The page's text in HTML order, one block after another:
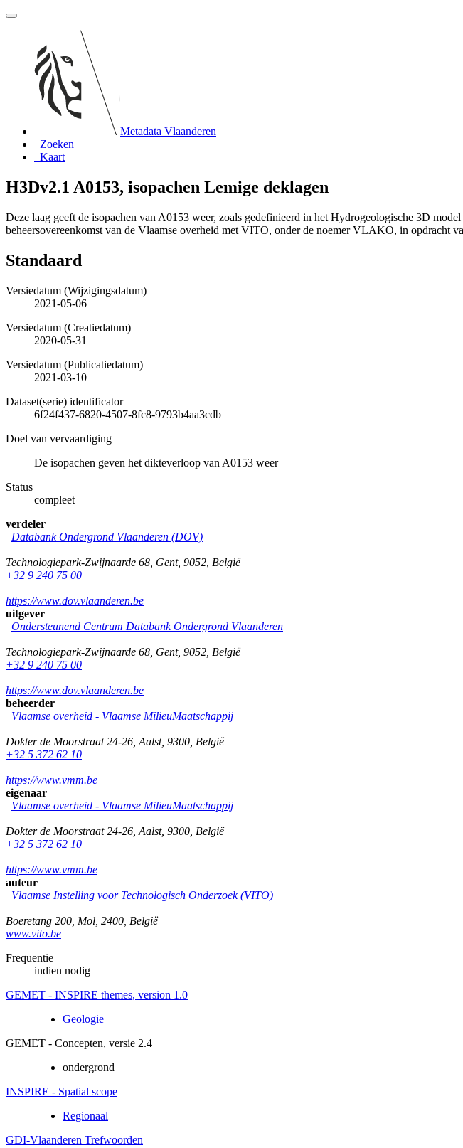
Metadata Vlaanderen
Zoeken
Kaart
H3Dv2.1 A0153, isopachen Lemige deklagen
Deze laag geeft de isopachen van A0153 weer, zoals gedefinieerd in het Hydrogeologische 3D
beheersovereenkomst van de Vlaamse overheid met VITO, onder de noemer VLAKO, in opdracht
Standaard
Versiedatum (Wijzigingsdatum)
2021-05-06
Versiedatum (Creatiedatum)
2020-05-31
Versiedatum (Publicatiedatum)
2021-03-10
Dataset(serie) identificator
6f24f437-6820-4507-8fc8-9793b4aa3cdb
Doel van vervaardiging
De isopachen geven het dikteverloop van A0153 weer
Status
compleet
verdeler
Databank Ondergrond Vlaanderen (DOV)
Technologiepark-Zwijnaarde 68 Gent, 9052 België
+32 9 240 75 00
https://www.dov.vlaanderen.be
uitgever
Ondersteunend Centrum Databank Ondergrond Vlaanderen
Technologiepark-Zwijnaarde 68 Gent, 9052 België
+32 9 240 75 00
https://www.dov.vlaanderen.be
beheerder
Vlaamse overheid - Vlaamse MilieuMaatschappij
Dokter de Moorstraat 24-26 Aalst, 9300 België
+32 5 372 62 10
https://www.vmm.be
eigenaar
Vlaamse overheid - Vlaamse MilieuMaatschappij
Dokter de Moorstraat 24-26 Aalst, 9300 België
+32 5 372 62 10
https://www.vmm.be
auteur
Vlaamse Instelling voor Technologisch Onderzoek (VITO)
Boeretang 200 Mol 2400 België
www.vito.be
Frequentie
indien nodig
GEMET - INSPIRE themes, version 1.0
Geologie
GEMET - Concepten, versie 2.4
ondergrond
INSPIRE - Spatial scope
Regionaal
GDI-Vlaanderen Trefwoorden